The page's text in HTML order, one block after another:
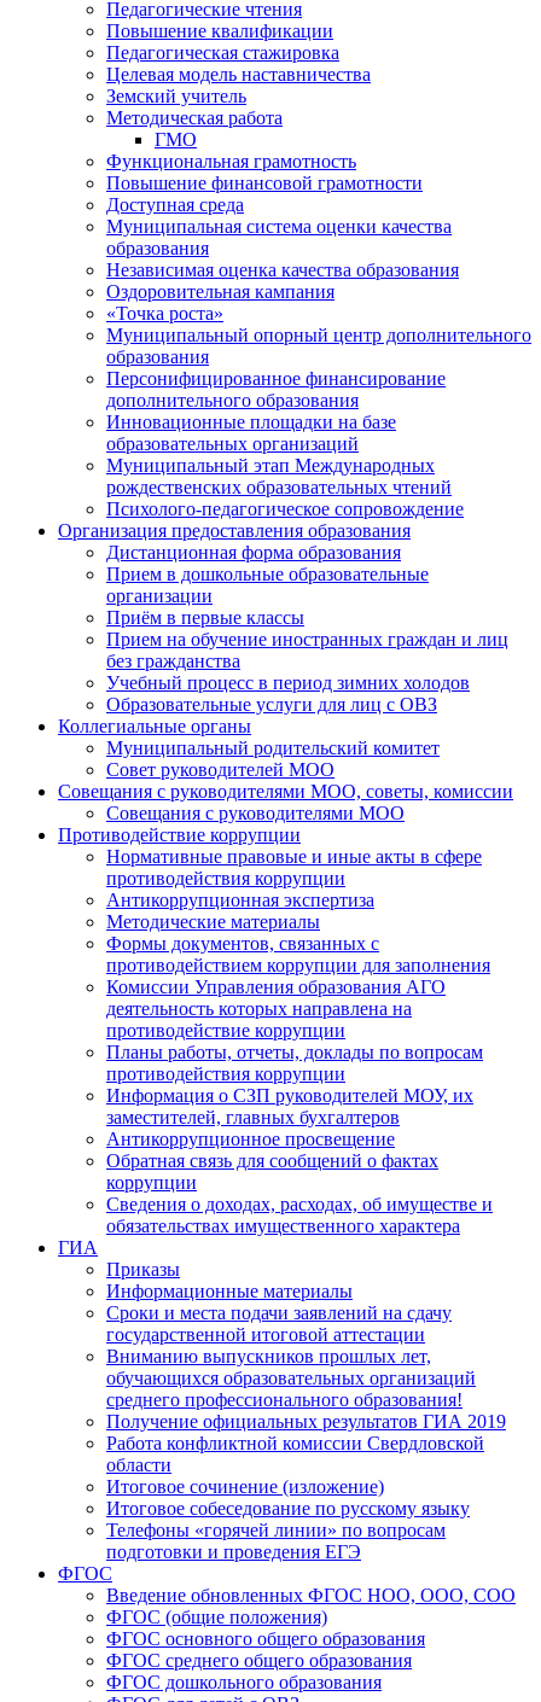
Педагогические чтения
Повышение квалификации
Педагогическая стажировка
Целевая модель наставничества
Земский учитель
Методическая работа
ГМО
Функциональная грамотность
Повышение финансовой грамотности
Доступная среда
Муниципальная система оценки качества
образования
Независимая оценка качества образования
Оздоровительная кампания
«Точка роста»
Муниципальный опорный центр дополнительного
образования
Персонифицированное финансирование
дополнительного образования
Инновационные площадки на базе
образовательных организаций
Муниципальный этап Международных
рождественских образовательных чтений
Психолого-педагогическое сопровождение
Организация предоставления образования
Дистанционная форма образования
Прием в дошкольные образовательные
организации
Приём в первые классы
Прием на обучение иностранных граждан и лиц
без гражданства
Учебный процесс в период зимних холодов
Образовательные услуги для лиц с ОВЗ
Коллегиальные органы
Муниципальный родительский комитет
Совет руководителей МОО
Совещания с руководителями МОО, советы, комиссии
Совещания с руководителями МОО
Противодействие коррупции
Нормативные правовые и иные акты в сфере
противодействия коррупции
Антикоррупционная экспертиза
Методические материалы
Формы документов, связанных с
противодействием коррупции для заполнения
Комиссии Управления образования АГО
деятельность которых направлена на
противодействие коррупции
Планы работы, отчеты, доклады по вопросам
противодействия коррупции
Информация о СЗП руководителей МОУ, их
заместителей, главных бухгалтеров
Антикоррупционное просвещение
Обратная связь для сообщений о фактах
коррупции
Сведения о доходах, расходах, об имуществе и
обязательствах имущественного характера
ГИА
Приказы
Информационные материалы
Сроки и места подачи заявлений на сдачу
государственной итоговой аттестации
Вниманию выпускников прошлых лет,
обучающихся образовательных организаций
среднего профессионального образования!
Получение официальных результатов ГИА 2019
Работа конфликтной комиссии Свердловской
области
Итоговое сочинение (изложение)
Итоговое собеседование по русскому языку
Телефоны «горячей линии» по вопросам
подготовки и проведения ЕГЭ
ФГОС
Введение обновленных ФГОС НОО, ООО, СОО
ФГОС (общие положения)
ФГОС основного общего образования
ФГОС среднего общего образования
ФГОС дошкольного образования